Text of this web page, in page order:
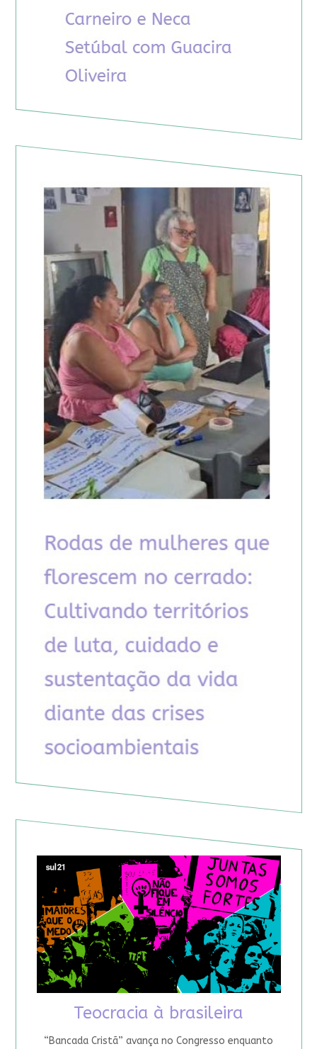
Teocracia à brasileira
“Bancada Cristã” avança no Congresso enquanto